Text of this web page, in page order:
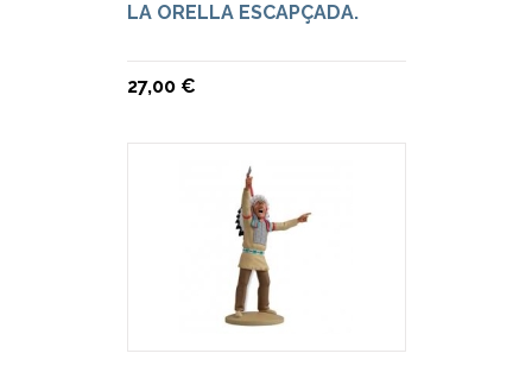
LA ORELLA ESCAPÇADA.
27,00 €